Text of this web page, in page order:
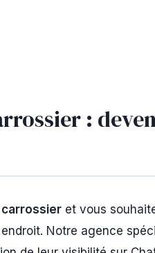
:
carrossier et vous
Notre agence